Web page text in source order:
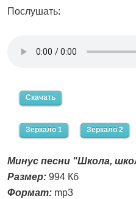
Послушать:
Скачать
Зеркало 1 Зеркало 2
Минус песни "Школа,
Размер: 994 Кб
Формат: mp3